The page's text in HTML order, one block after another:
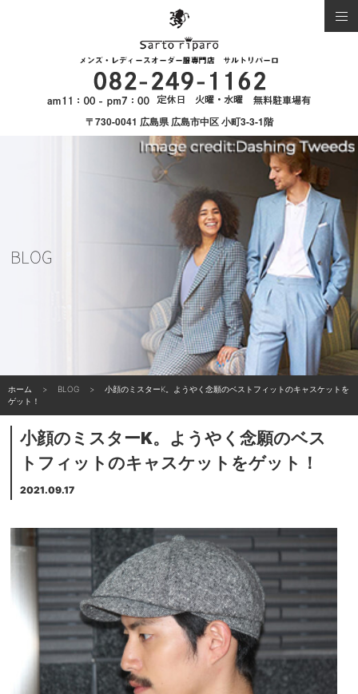
〒730-0041 広島県 広島市中区 小町3-3-1階
BLOG
ホーム BLOG
小顔のミスターK。ようやく念願のベストフィットのキャスケットを
ゲット！
小顔のミスターK。ようやく念願のベス
トフィットのキャスケットをゲット！
2021.09.17